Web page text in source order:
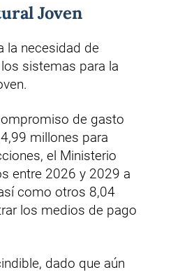
Joven
la necesidad de
sistemas para la
de gasto
millones para
el Ministerio
entre 2026 y 2029 a
como otros 8,04
los medios de pago
dado que aún